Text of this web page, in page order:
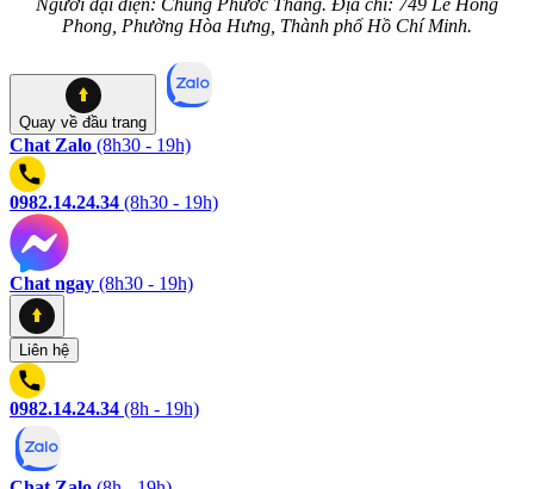
Người đại diện: Chung Phước Thắng. Địa chỉ: 749 Lê Hồng
Phong, Phường Hòa Hưng, Thành phố Hồ Chí Minh.
Quay về đầu trang
Chat Zalo (8h30 - 19h)
0982.14.24.34 (8h30 - 19h)
Chat ngay (8h30 - 19h)
Liên hệ
0982.14.24.34 (8h - 19h)